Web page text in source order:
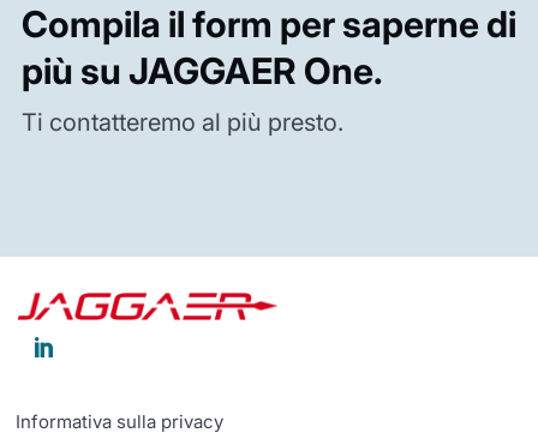
Compila il form per saperne di
più su JAGGAER One.
Ti contatteremo al più presto.

Informativa sulla privacy